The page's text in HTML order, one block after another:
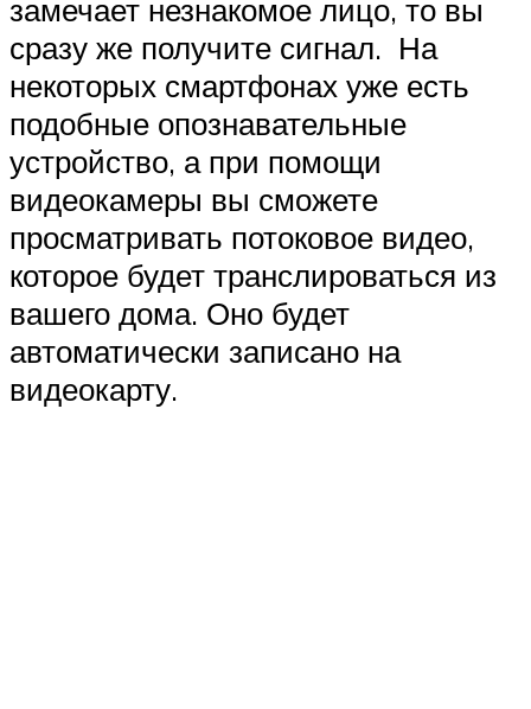
замечает незнакомое лицо, то вы
сразу же получите сигнал. На
некоторых смартфонах уже есть
подобные опознавательные
устройство, а при помощи
видеокамеры вы сможете
просматривать потоковое видео,
которое будет транслироваться из
вашего дома. Оно будет
автоматически записано на
видеокарту.